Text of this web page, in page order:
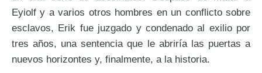
Eyiolf y a varios otros hombres en un conflicto sobre
esclavos, Erik fue juzgado y condenado al exilio por
tres años, una sentencia que le abriría las puertas a
nuevos horizontes y, finalmente, a la historia.